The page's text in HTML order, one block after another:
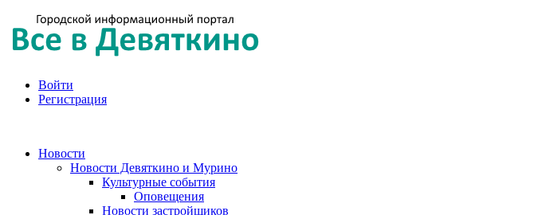
Войти
Регистрация
Новости
Новости Девяткино и Мурино
Культурные события
Оповещения
Новости застройщиков